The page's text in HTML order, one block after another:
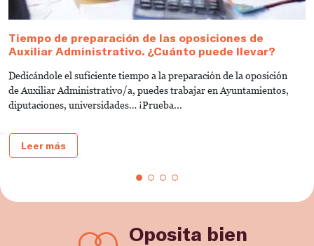
Tiempo de preparación de las oposiciones de
Auxiliar Administrativo. ¿Cuánto puede llevar?
Dedicándole el suficiente tiempo a la preparación de la oposición
de Auxiliar Administrativo/a, puedes trabajar en Ayuntamientos,
diputaciones, universidades… ¡Prueba...
Leer más
Oposita bien